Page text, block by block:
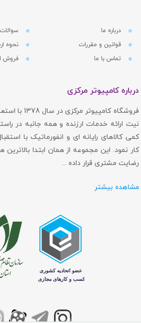
درباره ما
قوانین و مقررات
تماس با ما
نحوه
فروش
درباره کامپیوتر مرکزی
فروشگاه
نیت ارائه خدمات ارزنده و همه جانبه در
کمی کالاهای رایانه ای و انفورماتیک با
کار نمود. این مجموعه از همان ابتدا
رضایت مشتری قرار داده ...
مشاهده بیشتر